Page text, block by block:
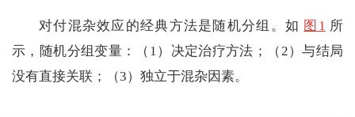
对付混杂效应的经典方法是随机分组。如 图1 所
示，随机分组变量：（1）决定治疗方法；（2）与结局
没有直接关联；（3）独立于混杂因素。